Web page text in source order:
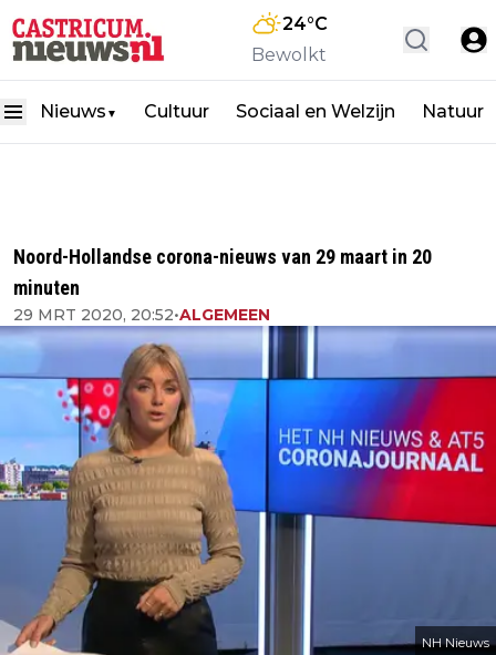
24°C
Bewolkt
Nieuws ▼ Cultuur Sociaal en Welzijn Natuur
Noord-Hollandse corona-nieuws van 29 maart in 20
minuten
29 MRT 2020, 20:52•ALGEMEEN
NH Nieuws